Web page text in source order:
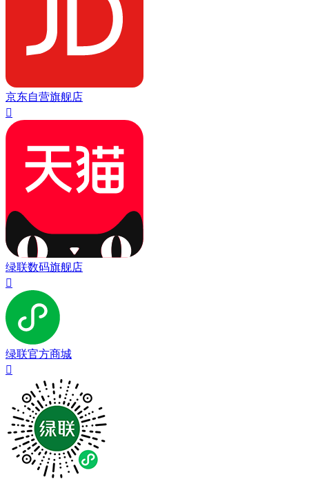
京东自营旗舰店

绿联数码旗舰店

绿联官方商城
